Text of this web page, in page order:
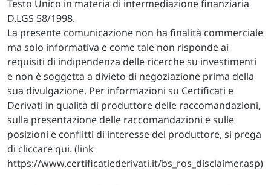
Testo Unico in materia di intermediazione finanziaria
D.LGS 58/1998.
La presente comunicazione non ha finalità commerciale
ma solo informativa e come tale non risponde ai
requisiti di indipendenza delle ricerche su investimenti
e non è soggetta a divieto di negoziazione prima della
sua divulgazione. Per informazioni su Certificati e
Derivati in qualità di produttore delle raccomandazioni,
sulla presentazione delle raccomandazioni e sulle
posizioni e conflitti di interesse del produttore, si prega
di cliccare qui. (link
https://www.certificatiederivati.it/bs_ros_disclaimer.asp)